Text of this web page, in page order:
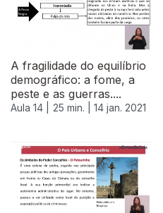
A fragilidade do equilíbrio
demográfico: a fome, a
peste e as guerras....
Aula 14 | 25 min. | 14 jan. 2021